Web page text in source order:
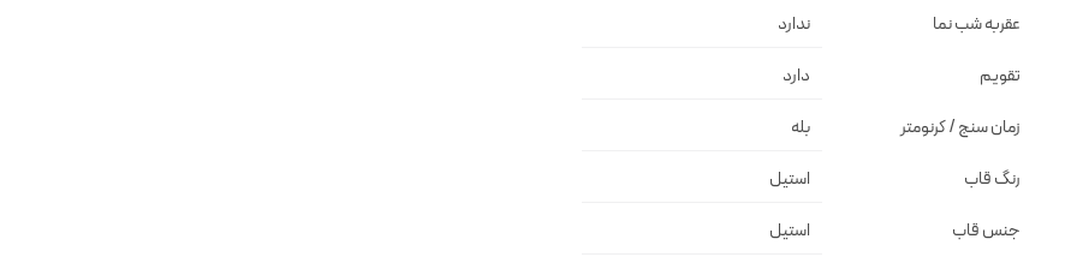
عقربه شب نما ندارد
تقویم دارد
زمان سنج / کرنومتر بله
رنگ قاب استيل
جنس قاب استيل